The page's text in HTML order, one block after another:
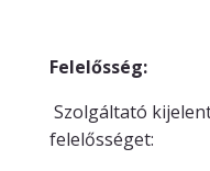
Felelősség:
Szolgáltató
felelősséget: